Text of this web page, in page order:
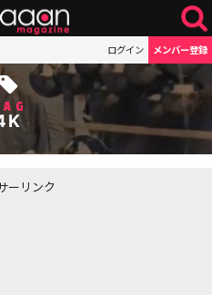
ログイン メンバー登録
ーリンク